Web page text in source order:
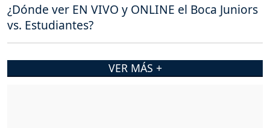
¿Dónde ver EN VIVO y ONLINE el Boca Juniors
vs. Estudiantes?
VER MÁS +